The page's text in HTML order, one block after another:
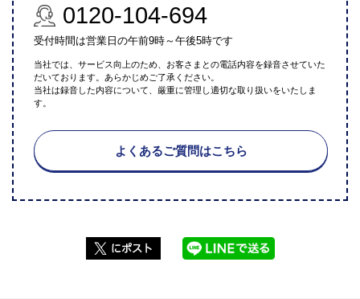
0120-104-694
受付時間は営業日の午前9時～午後5時です
当社では、サービス向上のため、お客さまとの電話内容を録音させていた
だいております。あらかじめご了承ください。
当社は録音した内容について、厳重に管理し適切な取り扱いをいたしま
す。
よくあるご質問はこちら